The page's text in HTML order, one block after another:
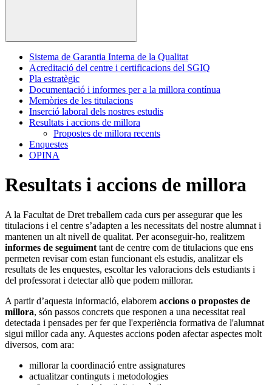
Sistema de Garantia Interna de la Qualitat
Acreditació del centre i certificacions del SGIQ
Pla estratègic
Documentació i informes per a la millora contínua
Memòries de les titulacions
Inserció laboral dels nostres estudis
Resultats i accions de millora
Propostes de millora recents
Enquestes
OPINA
Resultats i accions de millora
A la Facultat de Dret treballem cada curs per assegurar que les
titulacions i el centre s’adapten a les necessitats del nostre alumnat i
mantenen un alt nivell de qualitat. Per aconseguir-ho, realitzem
informes de seguiment tant de centre com de titulacions que ens
permeten revisar com estan funcionant els estudis, analitzar els
resultats de les enquestes, escoltar les valoracions dels estudiants i
del professorat i detectar allò que podem millorar.
A partir d’aquesta informació, elaborem accions o propostes de
millora, són passos concrets que responen a una necessitat real
detectada i pensades per fer que l'experiència formativa de l'alumnat
sigui millor cada any. Aquestes accions poden afectar aspectes molt
diversos, com ara:
millorar la coordinació entre assignatures
actualitzar continguts i metodologies